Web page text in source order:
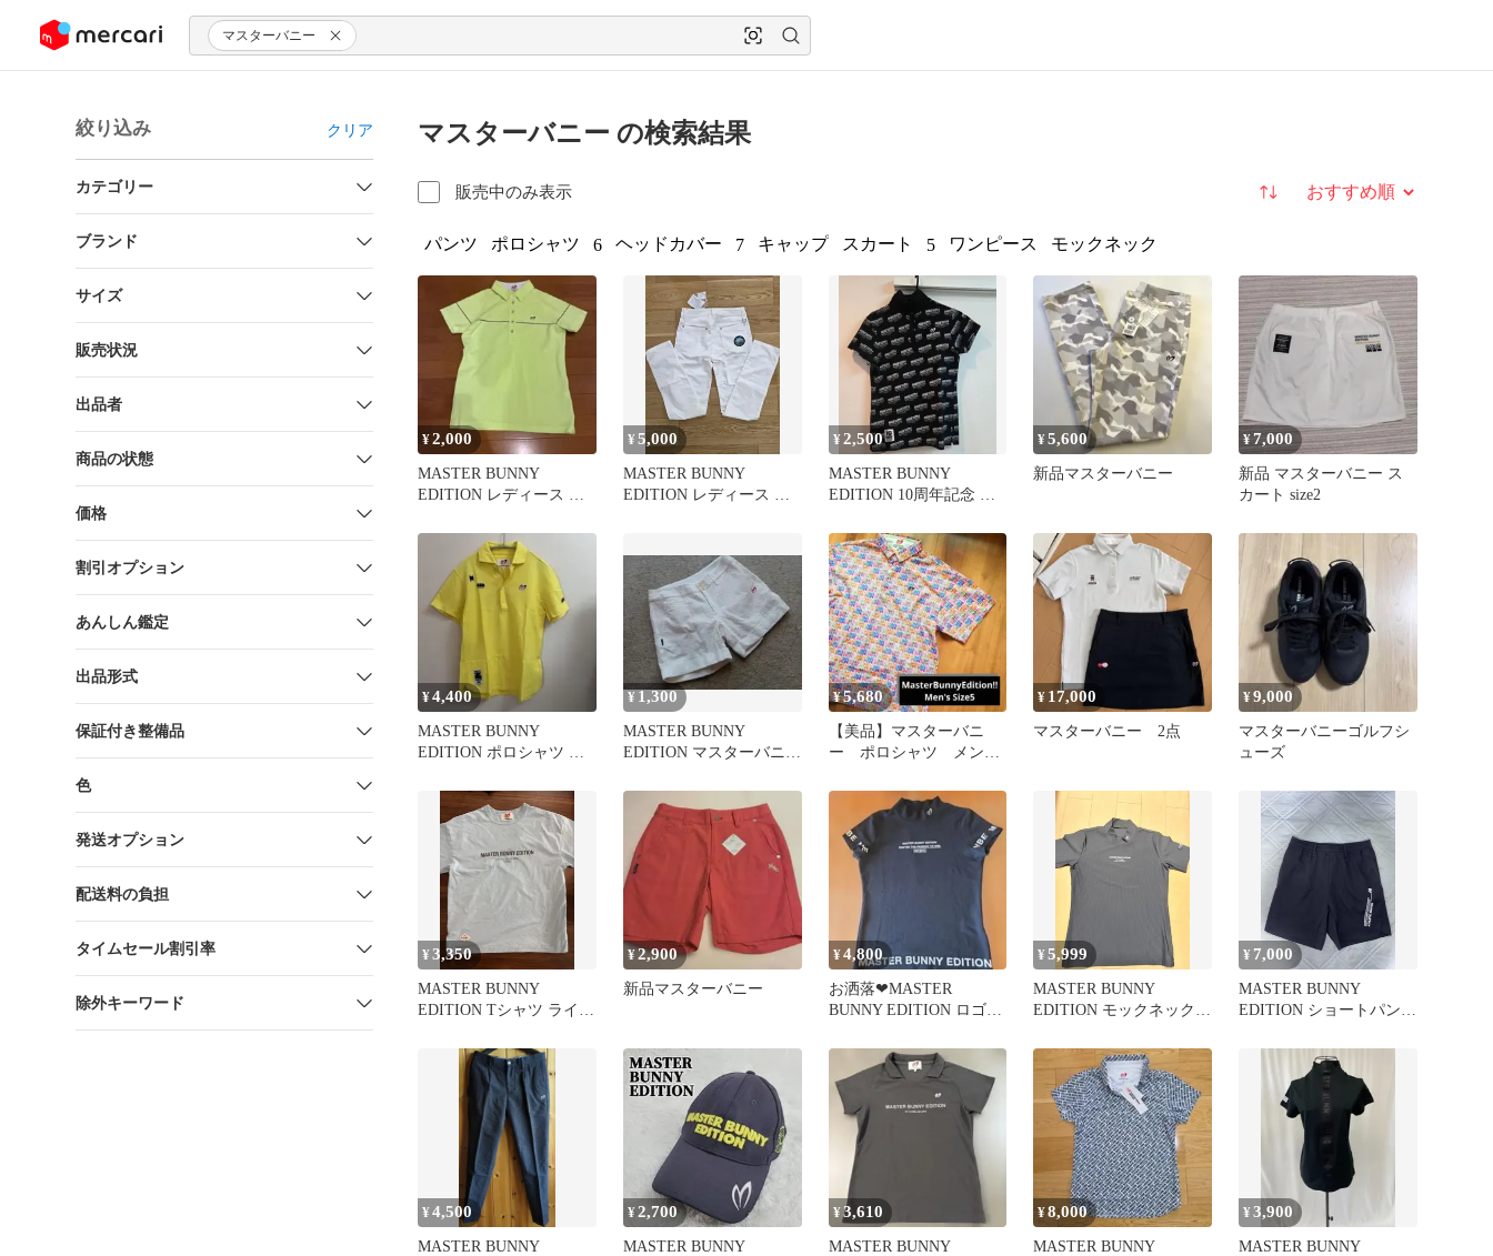
ツにスキップ マスターバニー
絞り込み クリア
カテゴリー
ブランド
サイズ
販売状況
出品者
商品の状態
価格
割引オプション
あんしん鑑定
出品形式
保証付き整備品
色
発送オプション
配送料の負担
タイムセール割引率
除外キーワード
マスターバニー の検索結果
販売中のみ表示 並び替え
パンツ ポロシャツ 6 ヘッドカバー 7 キャップ スカート 5 ワンピース モックネック
¥2,000
MASTER BUNNY
EDITION レディース ポ
¥5,000
MASTER BUNNY
EDITION レディース パ
¥2,500
MASTER BUNNY
EDITION 10周年記念 ポ
¥5,600
新品マスターバニー
¥ 7,000
新品 マスターバニー ス
カート size2
¥4,400
MASTER BUNNY
EDITION ポロシャツ イ
¥ 1,300
MASTER BUNNY
EDITION マスターバニ
¥5,680
【美品】マスターバニ
ー ポロシャツ メン
¥ 17,000
マスターバニー 2点
¥9,000
マスターバニーゴルフシ
ューズ
¥3,350
MASTER BUNNY
EDITION Tシャツ ライト
¥2,900
新品マスターバニー
¥4,800
お洒落❤MASTER
BUNNY EDITION ロゴハ
¥5,999
MASTER BUNNY
EDITION モックネックシ
¥ 7,000
MASTER BUNNY
EDITION ショートパンツ
¥4,500
MASTER BUNNY
¥2,700
MASTER BUNNY
¥3,610
MASTER BUNNY
¥8,000
MASTER BUNNY
¥3,900
MASTER BUNNY